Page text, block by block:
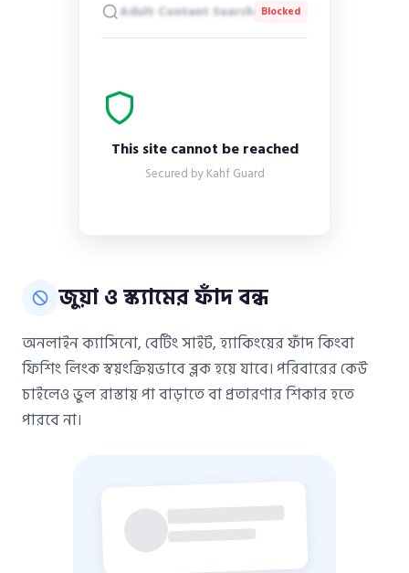
Adult Content Search Blocked
This site cannot be reached
Secured by Kahf Guard
জুয়া ও স্ক্যামের ফাঁদ বন্ধ
অনলাইন ক্যাসিনো, বেটিং সাইট, হ্যাকিংয়ের ফাঁদ কিংবা
ফিশিং লিংক স্বয়ংক্রিয়ভাবে ব্লক হয়ে যাবে। পরিবারের কেউ
চাইলেও ভুল রাস্তায় পা বাড়াতে বা প্রতারণার শিকার হতে
পারবে না।